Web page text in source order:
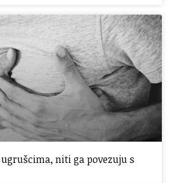
ugrušcima, niti ga povezuju s